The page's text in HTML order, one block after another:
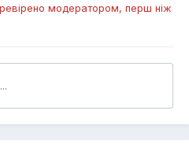
модератором, перш ніж